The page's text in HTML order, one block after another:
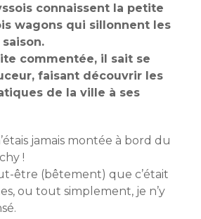
connaissent la petite
wagons qui sillonnent les
commentée, il sait se
faisant découvrir les
de la ville à ses
jamais montée à bord du
!
être (bêtement) que c’était
ou tout simplement, je n’y